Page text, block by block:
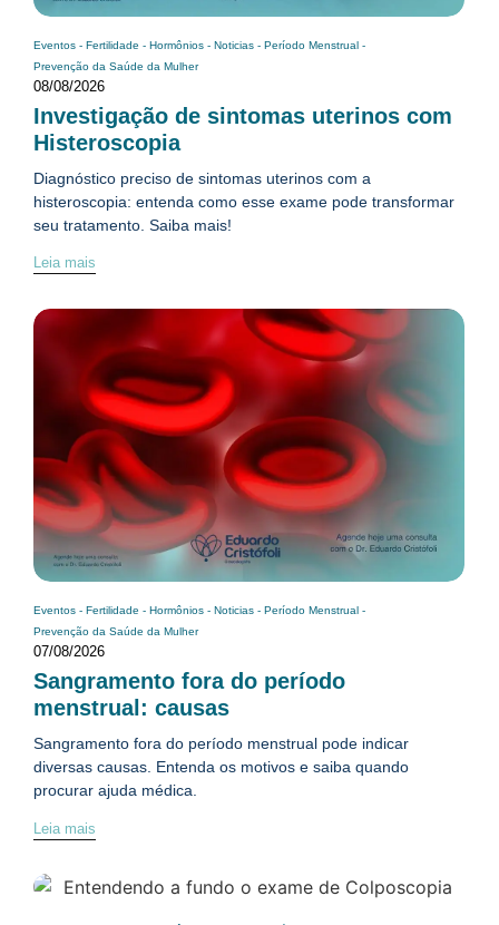
Eventos - Fertilidade - Hormônios - Noticias - Período Menstrual -
Prevenção da Saúde da Mulher
08/08/2026
Investigação de sintomas uterinos com
Histeroscopia
Diagnóstico preciso de sintomas uterinos com a
histeroscopia: entenda como esse exame pode transformar
seu tratamento. Saiba mais!
Leia mais
Eventos - Fertilidade - Hormônios - Noticias - Período Menstrual -
Prevenção da Saúde da Mulher
07/08/2026
Sangramento fora do período
menstrual: causas
Sangramento fora do período menstrual pode indicar
diversas causas. Entenda os motivos e saiba quando
procurar ajuda médica.
Leia mais